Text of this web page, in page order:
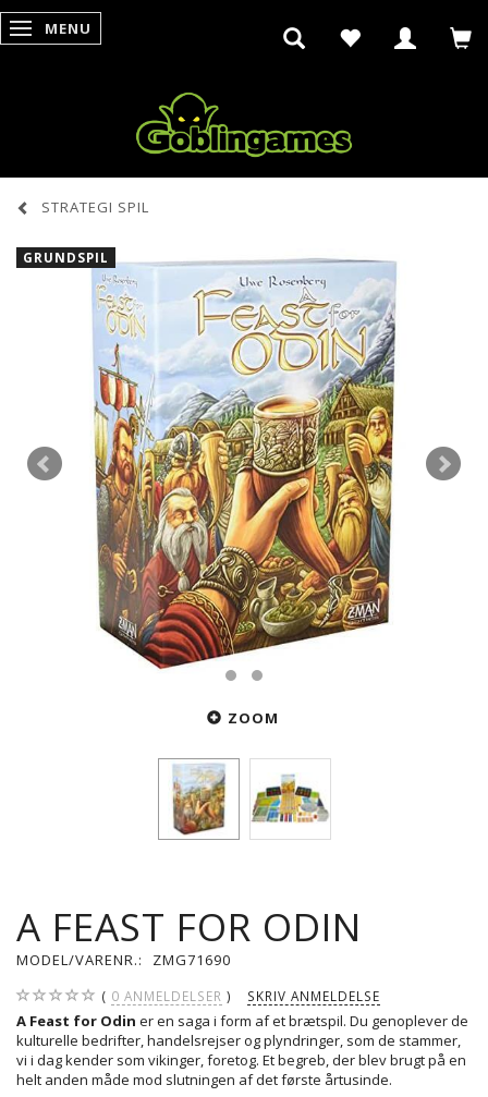
SKIFTE NAVIGATION
MENU
STRATEGI SPIL
GRUNDSPIL
ZOOM
A FEAST FOR ODIN
MODEL/VARENR.: ZMG71690
0 ANMELDELSER SKRIV ANMELDELSE
A Feast for Odin er en saga i form af et brætspil. Du genoplever de
kulturelle bedrifter, handelsrejser og plyndringer, som de stammer,
vi i dag kender som vikinger, foretog. Et begreb, der blev brugt på en
helt anden måde mod slutningen af det første årtusinde.